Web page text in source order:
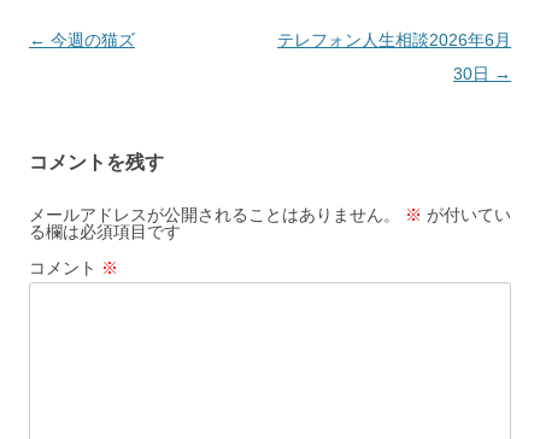
投
ゲ
ー
シ
ョ
← 今週の猫ズ
テレフォン人生相談2026年6月
30日 →
コメントを残す
メールアドレスが公開されることはありません。 ※ が付いてい
る欄は必須項目です
コメント ※